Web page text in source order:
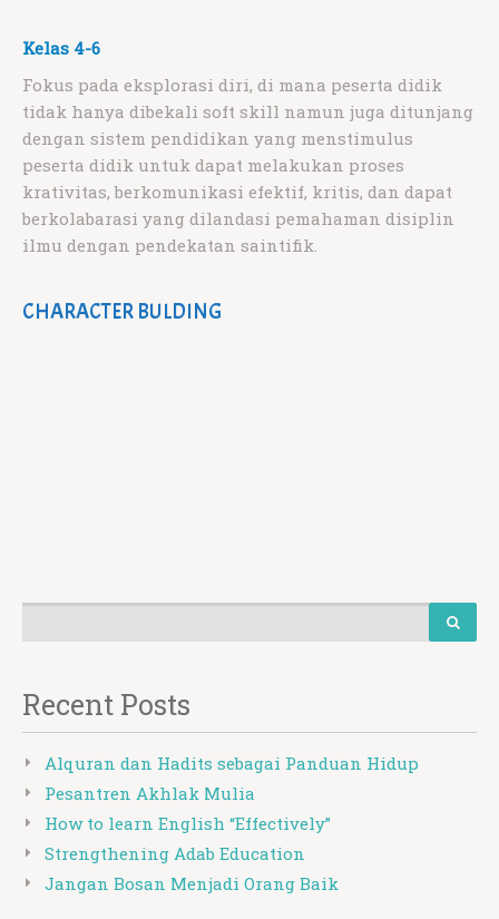
Kelas 4-6
Fokus pada eksplorasi diri, di mana peserta didik
tidak hanya dibekali soft skill namun juga ditunjang
dengan sistem pendidikan yang menstimulus
peserta didik untuk dapat melakukan proses
krativitas, berkomunikasi efektif, kritis, dan dapat
berkolabarasi yang dilandasi pemahaman disiplin
ilmu dengan pendekatan saintifik.
CHARACTER BULDING
Recent Posts
Alquran dan Hadits sebagai Panduan Hidup
Pesantren Akhlak Mulia
How to learn English “Effectively”
Strengthening Adab Education
Jangan Bosan Menjadi Orang Baik